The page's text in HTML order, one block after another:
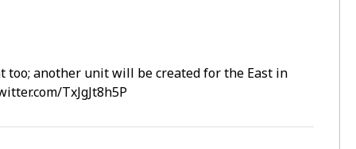
too; another unit will be created for the East in
TxJgJt8h5P